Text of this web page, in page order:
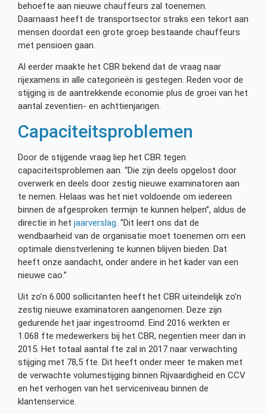
behoefte aan nieuwe chauffeurs zal toenemen.
Daarnaast heeft de transportsector straks een tekort aan
mensen doordat een grote groep bestaande chauffeurs
met pensioen gaan.
Al eerder maakte het CBR bekend dat de vraag naar
rijexamens in alle categorieën is gestegen. Reden voor de
stijging is de aantrekkende economie plus de groei van het
aantal zeventien- en achttienjarigen.
Capaciteitsproblemen
Door de stijgende vraag liep het CBR tegen
capaciteitsproblemen aan. “Die zijn deels opgelost door
overwerk en deels door zestig nieuwe examinatoren aan
te nemen. Helaas was het niet voldoende om iedereen
binnen de afgesproken termijn te kunnen helpen”, aldus de
directie in het jaarverslag. “Dit leert ons dat de
wendbaarheid van de organisatie moet toenemen om een
optimale dienstverlening te kunnen blijven bieden. Dat
heeft onze aandacht, onder andere in het kader van een
nieuwe cao.”
Uit zo’n 6.000 sollicitanten heeft het CBR uiteindelijk zo’n
zestig nieuwe examinatoren aangenomen. Deze zijn
gedurende het jaar ingestroomd. Eind 2016 werkten er
1.068 fte medewerkers bij het CBR, negentien meer dan in
2015. Het totaal aantal fte zal in 2017 naar verwachting
stijging met 78,5 fte. Dit heeft onder meer te maken met
de verwachte volumestijging binnen Rijvaardigheid en CCV
en het verhogen van het serviceniveau binnen de
klantenservice.